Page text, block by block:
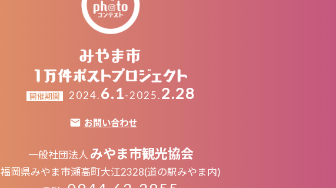
開催期間 2024.6.1-2025.2.28
お問い合わせ
一般社団法人 みやま市観光協会
福岡県みやま市瀬高町大江2328(道の駅みやま内)